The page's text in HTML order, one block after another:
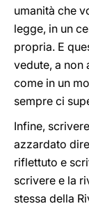
umanità che
legge, in un
propria. E
vedute, a non
come in un
sempre ci
Infine,
azzardato
riflettuto e
scrivere e la
stessa della